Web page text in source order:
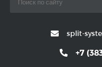
split-
+7